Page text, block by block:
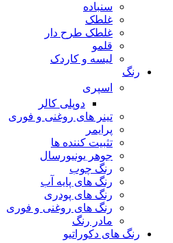
سنباده
غلطک
غلطک طرح دار
قلمو
لیسه و کاردک
رنگ
اسپری
دوپلی کالر
تینر های روغنی و فوری
پرایمر
تثبیت کننده ها
جوهر یونیورسال
رنگ چوب
رنگ‌ های پایه آب
رنگ های پودری
رنگ‌ های روغنی و فوری
مادر رنگ
رنگ های دکوراتیو